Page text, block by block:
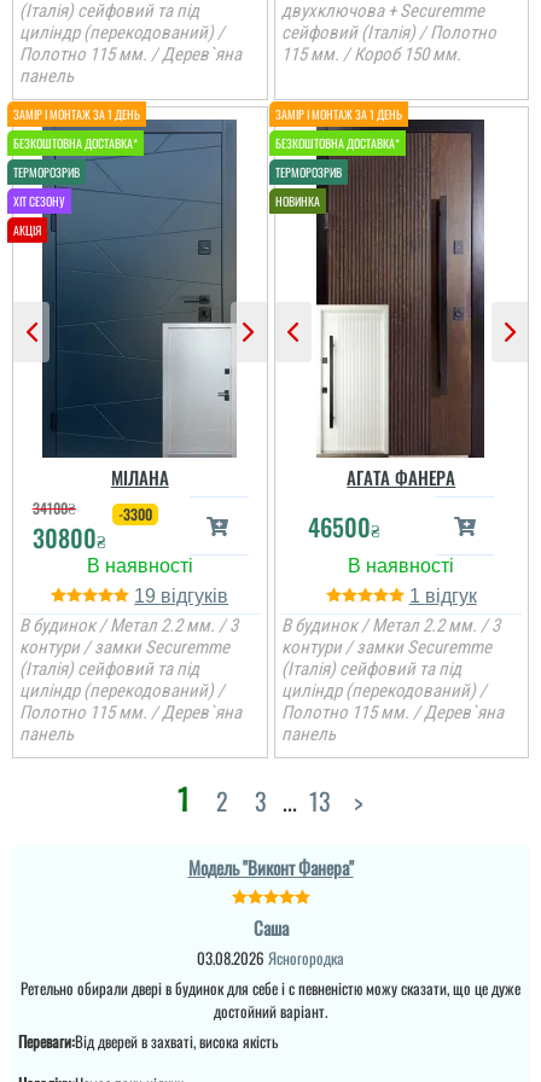
Євген
Потрібно було двері в
кладову, щоб недорого і
закрити проєм, вийшло
навіть краще, ніж
очікував.
читати всі відгуки
Денис
Просто шикарне
виконання данних
дверей , нічого більше
додати. Якість та вид
покриття ви можете самі
побачите а масивне
полотно і короб , то
відпадають всі питання
(Італія) сейфовий та під
циліндр (перекодований) /
Полотно 115 мм. / Дерев`яна
панель
двухключова + Securemme
сейфовий (Італія) / Полотно
115 мм. / Короб 150 мм.
МІЛАНА
34100₴
30800₴
-3300
19
В будинок / Метал 2.2 мм. / 3
контури / замки Securemme
(Італія) сейфовий та під
циліндр (перекодований) /
Полотно 115 мм. / Дерев`яна
панель
АГАТА ФАНЕРА
46500₴
1
В будинок / Метал 2.2 мм. / 3
контури / замки Securemme
(Італія) сейфовий та під
циліндр (перекодований) /
Полотно 115 мм. / Дерев`яна
панель
1 2 3 ... 13 >
Модель "Виконт Фанера"
Саша
03.08.2026 Ясногородка
Ретельно обирали двері в будинок для себе і с певненістю можу сказати, що це дуже
достойний варіант.
Переваги:Від дверей в захваті, висока якість